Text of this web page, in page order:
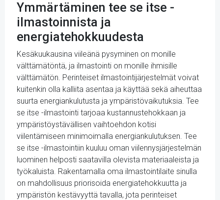
Ymmärtäminen tee se itse -
ilmastoinnista ja
energiatehokkuudesta
Kesäkuukausina viileänä pysyminen on monille
välttämätöntä, ja ilmastointi on monille ihmisille
välttämätön. Perinteiset ilmastointijärjestelmät voivat
kuitenkin olla kalliita asentaa ja käyttää sekä aiheuttaa
suurta energiankulutusta ja ympäristövaikutuksia. Tee
se itse -ilmastointi tarjoaa kustannustehokkaan ja
ympäristöystävällisen vaihtoehdon kotisi
viilentämiseen minimoimalla energiankulutuksen. Tee
se itse -ilmastointiin kuuluu oman viilennysjärjestelmän
luominen helposti saatavilla olevista materiaaleista ja
työkaluista. Rakentamalla oma ilmastointilaite sinulla
on mahdollisuus priorisoida energiatehokkuutta ja
ympäristön kestävyyttä tavalla, jota perinteiset